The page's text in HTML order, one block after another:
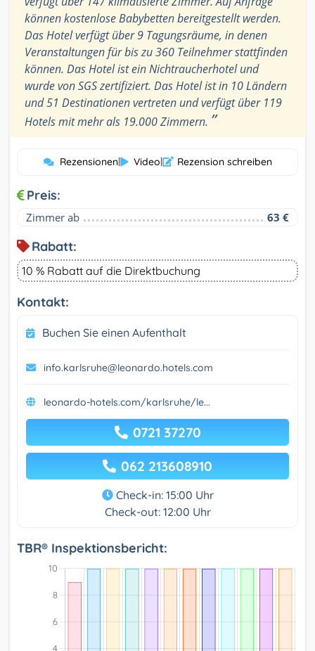
können kostenlose Babybetten bereitgestellt werden.
Das Hotel verfügt über 9 Tagungsräume, in denen
Veranstaltungen für bis zu 360 Teilnehmer stattfinden
können. Das Hotel ist ein Nichtraucherhotel und
wurde von SGS zertifiziert. Das Hotel ist in 10 Ländern
und 51 Destinationen vertreten und verfügt über 119
Hotels mit mehr als 19.000 Zimmern. ”
Rezensionen| Video| Rezension schreiben
Preis:
Zimmer ab 63 €
Rabatt:
10 % Rabatt auf die Direktbuchung
Kontakt:
Buchen Sie einen Aufenthalt
info.karlsruhe@leonardo.hotels.com
leonardo-hotels.com/karlsruhe/le...
0721 37270
062 213608910
Check-in: 15:00 Uhr
Check-out: 12:00 Uhr
TBR® Inspektionsbericht: